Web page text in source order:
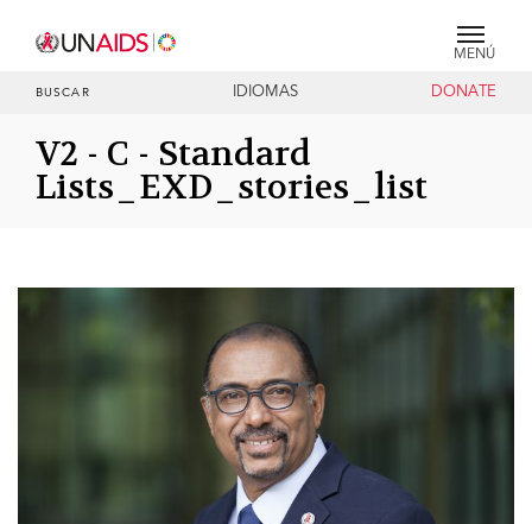
MENÚ
BUSCAR IDIOMAS DONATE
V2 - C - Standard
Lists_EXD_stories_list